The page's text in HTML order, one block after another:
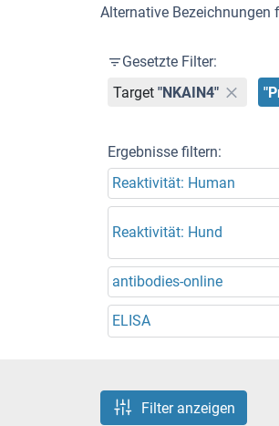
Alternative Bezeichnungen
Gesetzte Filter:
Target "NKAIN4"
Ergebnisse filtern:
Reaktivität: Human
Reaktivität: Hund
antibodies-online
ELISA
Filter anzeigen